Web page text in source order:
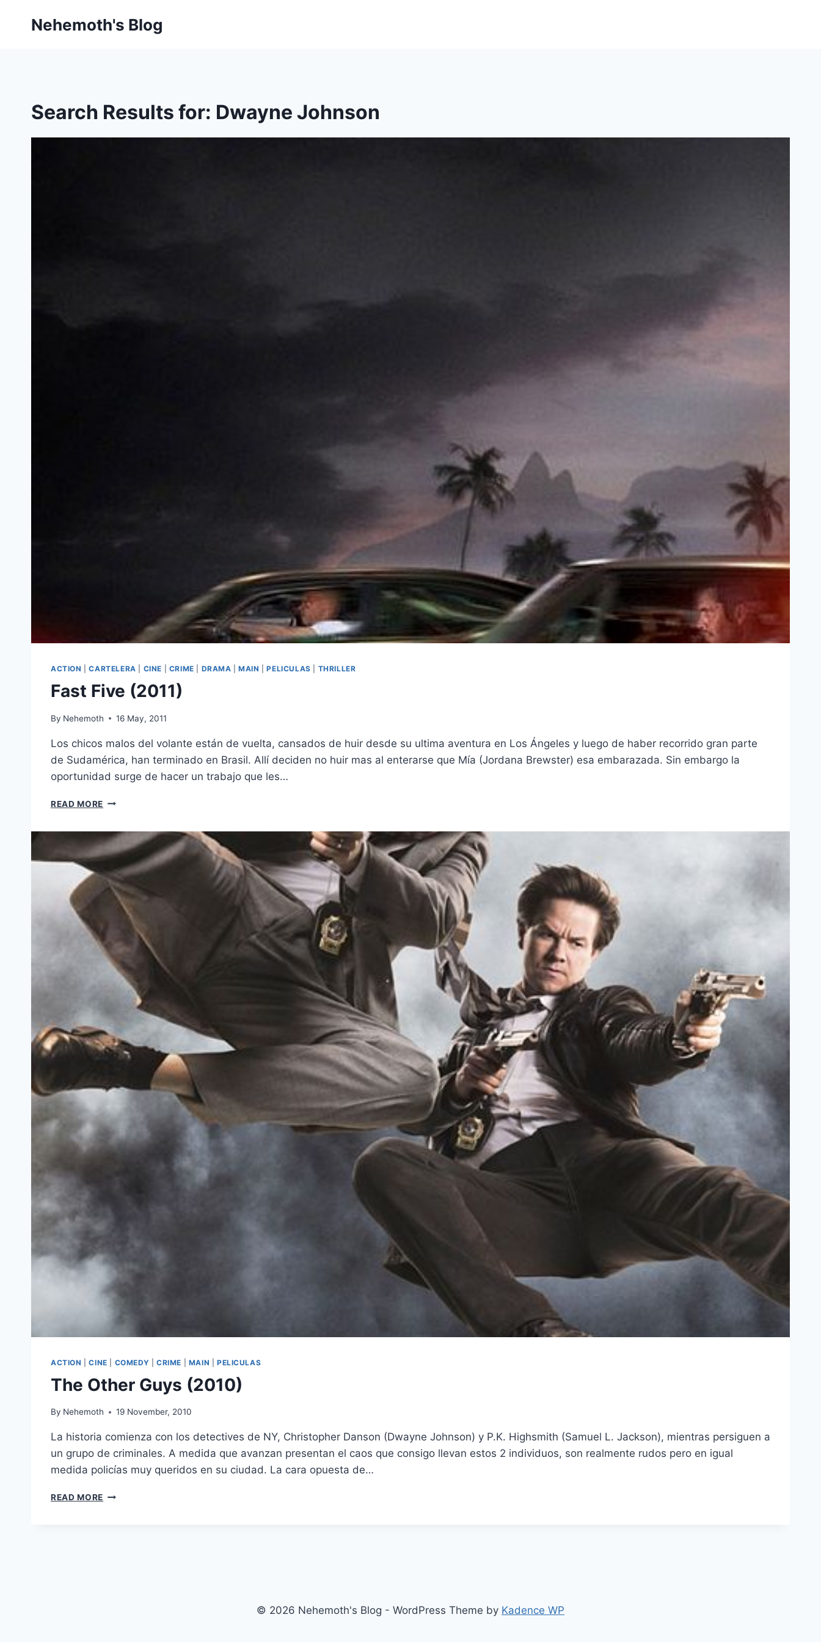
Nehemoth's Blog
Search Results for: Dwayne Johnson
ACTION |CARTELERA CINE CRIME DRAMA |MAIN |PELICULAS THRILLER
Fast Five (2011)
By Nehemoth 16 May, 2011
Los chicos malos del volante están de vuelta, cansados de huir desde su ultima aventura en Los Ángeles y luego de haber recorrido gran parte
de Sudamérica, han terminado en Brasil. Allí deciden no huir mas al enterarse que Mía (Jordana Brewster) esa embarazada. Sin embargo la
oportunidad surge de hacer un trabajo que les…
READ MORE FAST
ACTION |CINE COMEDY CRIME MAIN PELICULAS
The Other Guys (2010)
By Nehemoth 19 November, 2010
La historia comienza con los detectives de NY, Christopher Danson (Dwayne Johnson) y P.K. Highsmith (Samuel L. Jackson), mientras persiguen a
un grupo de criminales. A medida que avanzan presentan el caos que consigo llevan estos 2 individuos, son realmente rudos pero en igual
medida policías muy queridos en su ciudad. La cara opuesta de…
READ MORE THE
© 2026 Nehemoth's Blog - WordPress Theme by Kadence WP